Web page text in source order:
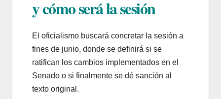
y cómo será la sesión
El oficialismo buscará concretar la sesión a
fines de junio, donde se definirá si se
ratifican los cambios implementados en el
Senado o si finalmente se dé sanción al
texto original.